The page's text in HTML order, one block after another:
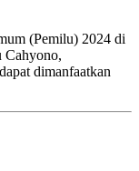
(Pemilu) 2024 di
Cahyono,
dimanfaatkan